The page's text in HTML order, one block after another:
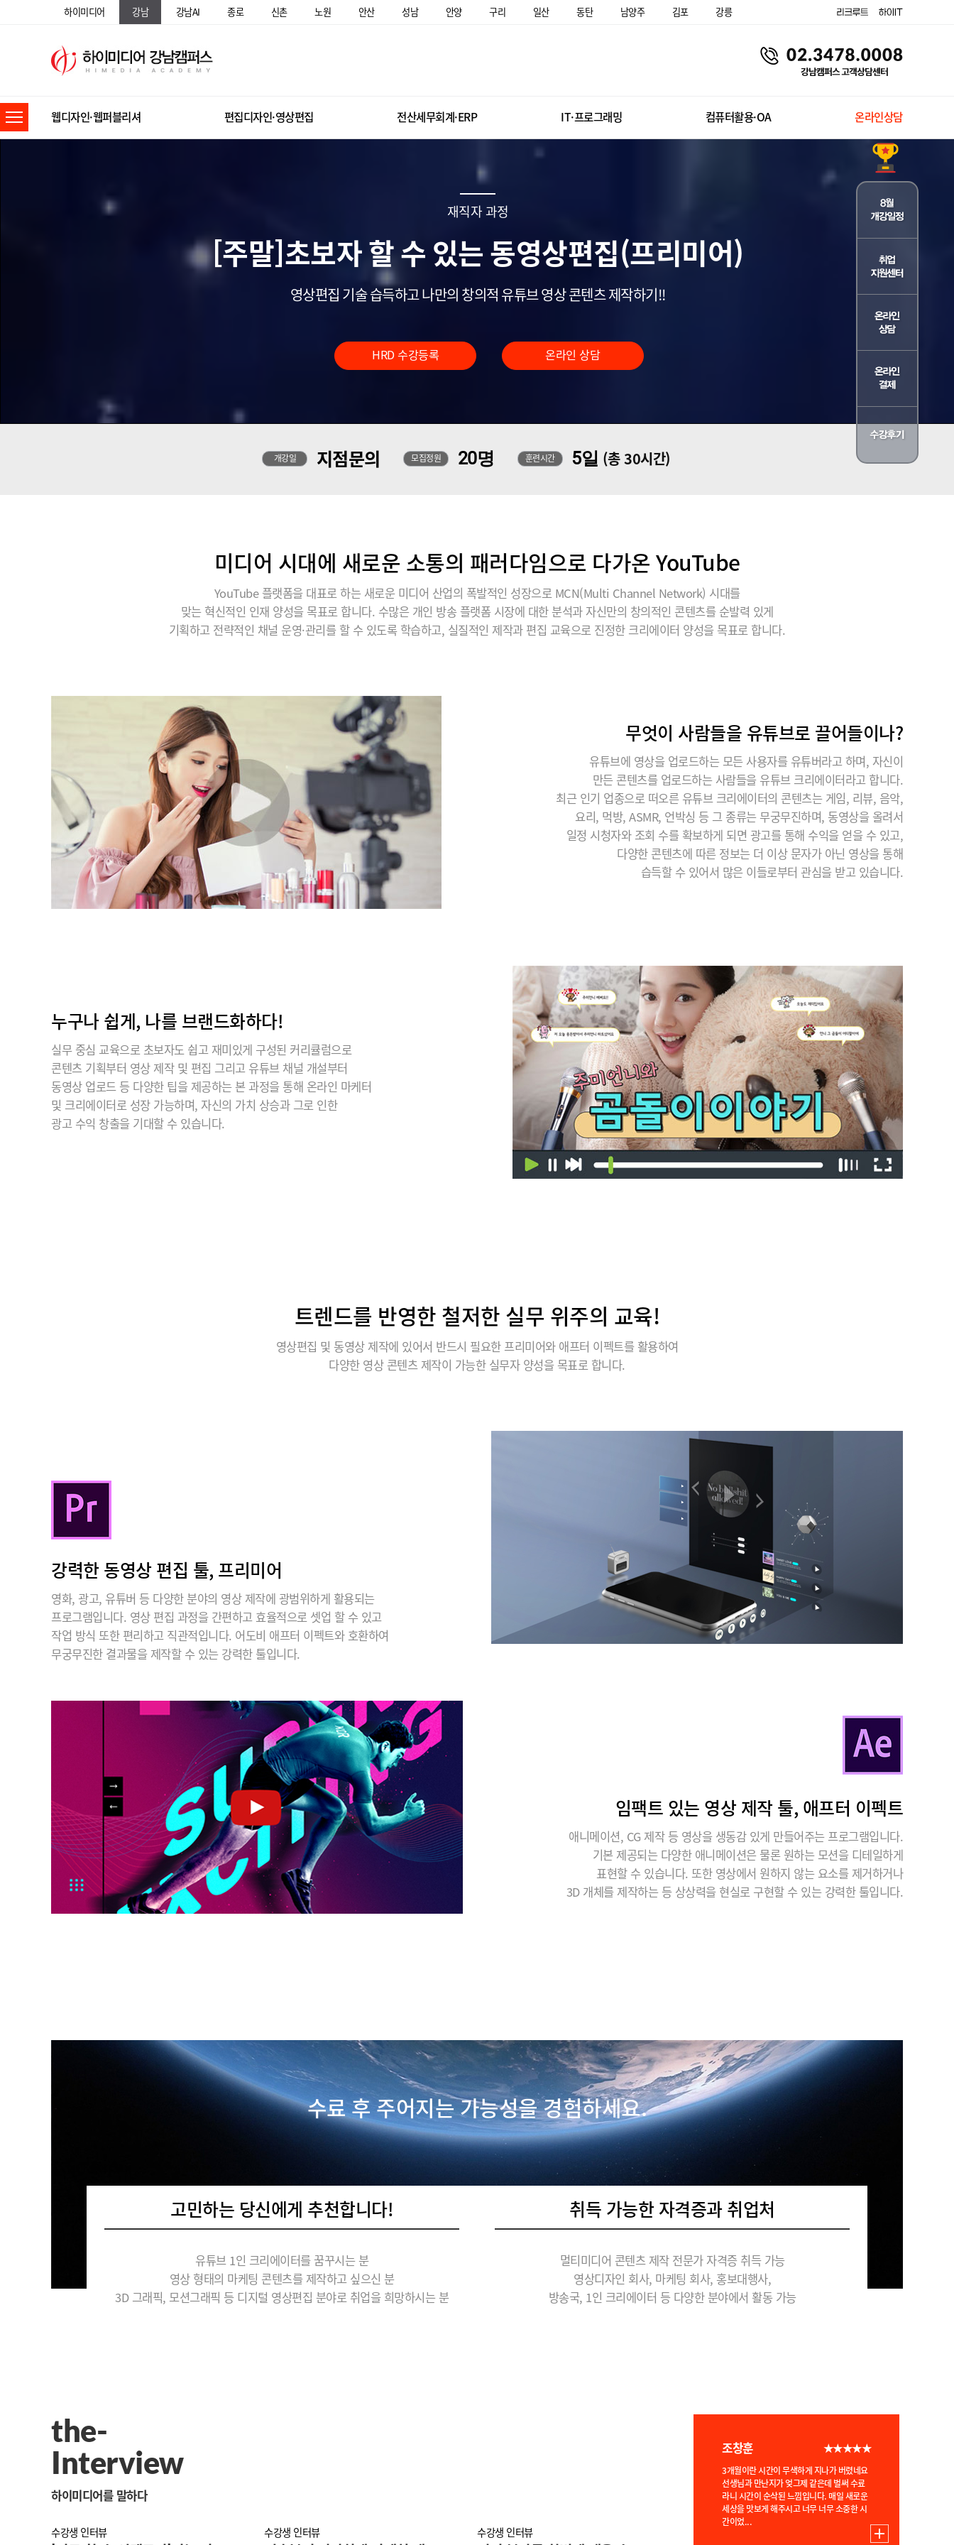
하이미디어 강남 강남AI 종로 신촌 노원 안산 성남 안양 구리 일산 동탄 남양주 김포 강릉
웹디자인·웹퍼블리셔 편집디자인·영상편집 전산세무회계·ERP IT·프로그래밍 컴퓨터활용·OA 온라인상담
재직자 과정
[주말]초보자 할 수 있는 동영상편집(프리미어)
영상편집 기술 습득하고 나만의 창의적 유튜브 영상 콘텐츠 제작하기!!
HRD 수강등록 온라인 상담
개강일 지점문의 모집정원 20명 훈련시간 5일 (총 30시간)
미디어 시대에 새로운 소통의 패러다임으로 다가온 YouTube
YouTube 플랫폼을 대표로 하는 새로운 미디어 산업의 폭발적인 성장으로 MCN(Multi Channel Network) 시대를
맞는 혁신적인 인재 양성을 목표로 합니다. 수많은 개인 방송 플랫폼 시장에 대한 분석과 자신만의 창의적인 콘텐츠를 순발력 있게
기획하고 전략적인 채널 운영·관리를 할 수 있도록 학습하고, 실질적인 제작과 편집 교육으로 진정한 크리에이터 양성을 목표로 합니다.
무엇이 사람들을 유튜브로 끌어들이나?
유튜브에 영상을 업로드하는 모든 사용자를 유튜버라고 하며, 자신이
만든 콘텐츠를 업로드하는 사람들을 유튜브 크리에이터라고 합니다.
최근 인기 업종으로 떠오른 유튜브 크리에이터의 콘텐츠는 게임, 리뷰, 음악,
요리, 먹방, ASMR, 언박싱 등 그 종류는 무궁무진하며, 동영상을 올려서
일정 시청자와 조회 수를 확보하게 되면 광고를 통해 수익을 얻을 수 있고,
다양한 콘텐츠에 따른 정보는 더 이상 문자가 아닌 영상을 통해
습득할 수 있어서 많은 이들로부터 관심을 받고 있습니다.
누구나 쉽게, 나를 브랜드화하다!
실무 중심 교육으로 초보자도 쉽고 재미있게 구성된 커리큘럼으로
콘텐츠 기획부터 영상 제작 및 편집 그리고 유튜브 채널 개설부터
동영상 업로드 등 다양한 팁을 제공하는 본 과정을 통해 온라인 마케터
및 크리에이터로 성장 가능하며, 자신의 가치 상승과 그로 인한
광고 수익 창출을 기대할 수 있습니다.
트렌드를 반영한 철저한 실무 위주의 교육!
영상편집 및 동영상 제작에 있어서 반드시 필요한 프리미어와 애프터 이펙트를 활용하여
다양한 영상 콘텐츠 제작이 가능한 실무자 양성을 목표로 합니다.
강력한 동영상 편집 툴, 프리미어
영화, 광고, 유튜버 등 다양한 분야의 영상 제작에 광범위하게 활용되는
프로그램입니다. 영상 편집 과정을 간편하고 효율적으로 셋업 할 수 있고
작업 방식 또한 편리하고 직관적입니다. 어도비 애프터 이펙트와 호환하여
무궁무진한 결과물을 제작할 수 있는 강력한 툴입니다.
임팩트 있는 영상 제작 툴, 애프터 이펙트
애니메이션, CG 제작 등 영상을 생동감 있게 만들어주는 프로그램입니다.
기본 제공되는 다양한 애니메이션은 물론 원하는 모션을 디테일하게
표현할 수 있습니다. 또한 영상에서 원하지 않는 요소를 제거하거나
3D 개체를 제작하는 등 상상력을 현실로 구현할 수 있는 강력한 툴입니다.
수료 후 주어지는 가능성을 경험하세요.
고민하는 당신에게 추천합니다!
유튜브 1인 크리에이터를 꿈꾸시는 분
영상 형태의 마케팅 콘텐츠를 제작하고 싶으신 분
3D 그래픽, 모션그래픽 등 디지털 영상편집 분야로 취업을 희망하시는 분
취득 가능한 자격증과 취업처
멀티미디어 콘텐츠 제작 전문가 자격증 취득 가능
영상디자인 회사, 마케팅 회사, 홍보대행사,
방송국, 1인 크리에이터 등 다양한 분야에서 활동 가능
the-
Interview
하이미디어를 말하다
수강생 인터뷰 수강생 인터뷰 수강생 인터뷰
우선 저희 팀을 위해 애써주신 서일근 멘토님
께 진심으로 감사드립니다. 항상 본인 일처럼
성심껏 신경 써주시고, 더 나은 방향과 방법을
제시해 주셔서 많은 것을 배울 수 있었습니
다....
선생님께서 업무와 관련된 실무 지식도 풍부
하게 알려주셔서 실제 현장에서 바로 활용할
수 있도록 많은 연습과 학습을 지도해 주셨습
최ㅇㅇ
조창훈 ★★★★★
3개월이란 시간이 무색하게 지나가 버렸네요
선생님과 만난지가 엊그제 같은데 벌써 수료
라니 시간이 순삭된 느낌입니다. 매일 새로운
세상을 맛보게 해주시고 너무 너무 소중한 시
간이었...